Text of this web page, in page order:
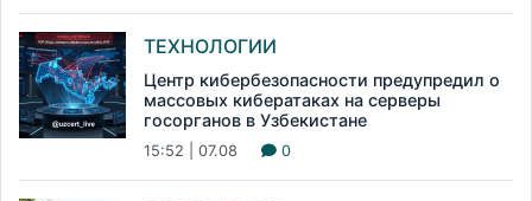
ТЕХНОЛОГИИ
Центр кибербезопасности предупредил о
массовых кибератаках на серверы
госорганов в Узбекистане
15:52 | 07.08 0